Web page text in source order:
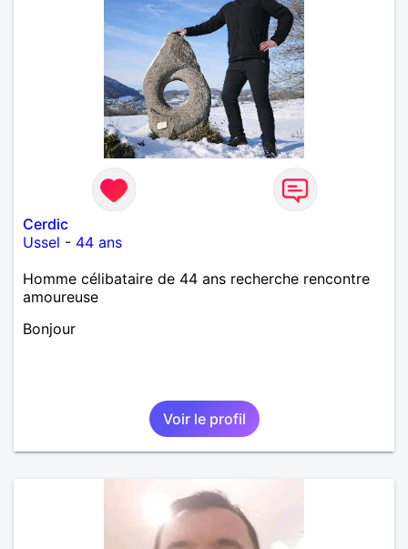
Cerdic
Ussel - 44 ans
Homme célibataire de 44 ans recherche rencontre
amoureuse
Bonjour
Voir le profil